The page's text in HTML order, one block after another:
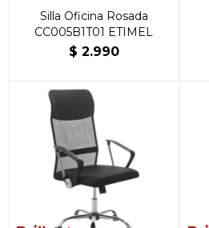
Silla Oficina Rosada
CC005B1T01 ETIMEL
$ 2.990